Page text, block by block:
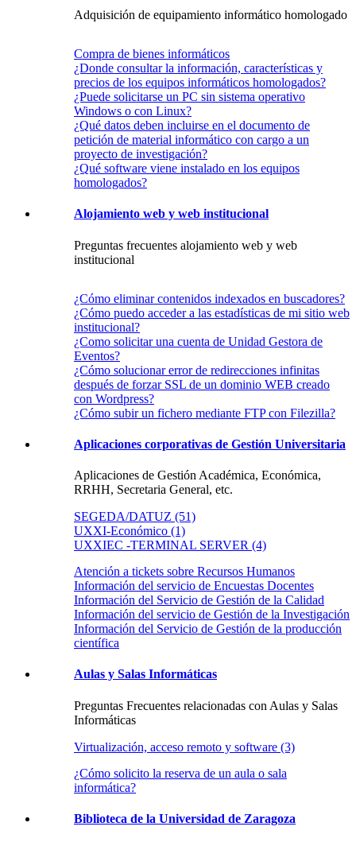
Adquisición de equipamiento informático homologado
Compra de bienes informáticos
¿Donde consultar la información, características y
precios de los equipos informáticos homologados?
¿Puede solicitarse un PC sin sistema operativo
Windows o con Linux?
¿Qué datos deben incluirse en el documento de
petición de material informático con cargo a un
proyecto de investigación?
¿Qué software viene instalado en los equipos
homologados?
Alojamiento web y web institucional
Preguntas frecuentes alojamiento web y web
institucional
¿Cómo eliminar contenidos indexados en buscadores?
¿Cómo puedo acceder a las estadísticas de mi sitio web
institucional?
¿Como solicitar una cuenta de Unidad Gestora de
Eventos?
¿Cómo solucionar error de redirecciones infinitas
después de forzar SSL de un dominio WEB creado
con Wordpress?
¿Cómo subir un fichero mediante FTP con Filezilla?
Aplicaciones corporativas de Gestión Universitaria
Aplicaciones de Gestión Académica, Económica,
RRHH, Secretaria General, etc.
SEGEDA/DATUZ (51)
UXXI-Económico (1)
UXXIEC -TERMINAL SERVER (4)
Atención a tickets sobre Recursos Humanos
Información del servicio de Encuestas Docentes
Información del Servicio de Gestión de la Calidad
Información del servicio de Gestión de la Investigación
Información del Servicio de Gestión de la producción
científica
Aulas y Salas Informáticas
Preguntas Frecuentes relacionadas con Aulas y Salas
Informáticas
Virtualización, acceso remoto y software (3)
¿Cómo solicito la reserva de un aula o sala
informática?
Biblioteca de la Universidad de Zaragoza